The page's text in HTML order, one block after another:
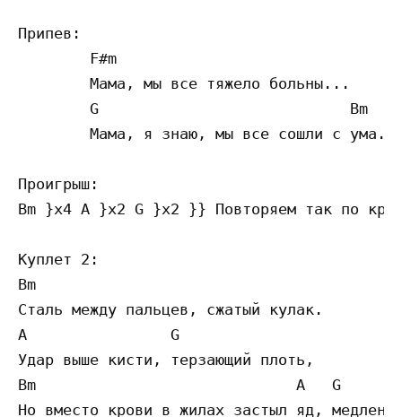
Припев:
        F#m
        Мама, мы все тяжело больны...
        G                            Bm
Мама, я знаю, мы все сошли с
Проигрыш:
Bm }x4 A }x2 G }x2 }} Повторяем так по
Куплет 2:
Bm
Сталь между пальцев, сжатый кулак.
A                G
Удар выше кисти, терзающий плоть,
Bm                             A   G
Но вместо крови в жилах застыл яд,